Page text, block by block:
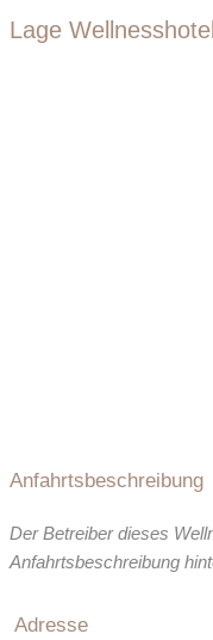
Lage Wellnesshotel
Anfahrtsbeschreibung
Der Betreiber dieses
Anfahrtsbeschreibung
Adresse